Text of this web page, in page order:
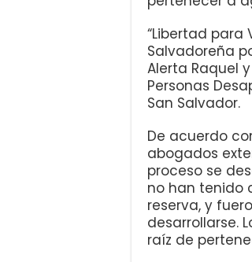
“Libertad para
Salvadoreña
Alerta Raquel
Personas
San Salvador.
De acuerdo
abogados
proceso se
no han tenido
reserva, y
desarrollarse.
raíz de